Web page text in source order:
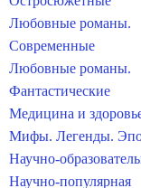
Любовные романы.
Современные
Любовные романы.
Фантастические
Медицина и
Мифы. Легенды.
Научно-
Научно-популярная